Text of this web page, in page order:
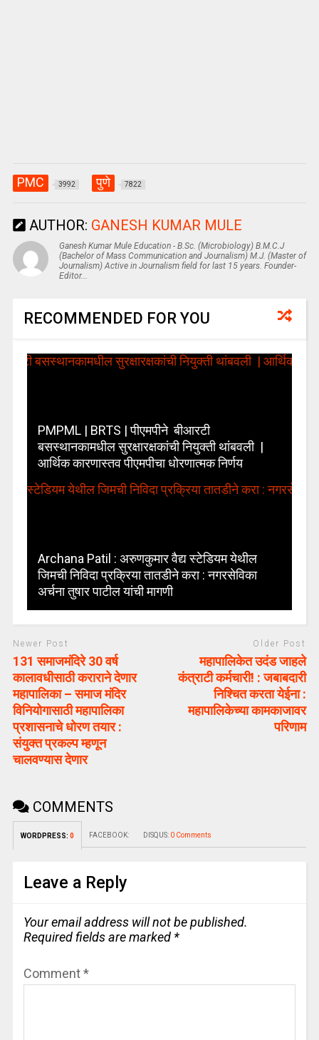
PMC 3992 पुणे 7822
AUTHOR: GANESH KUMAR MULE
Ganesh Kumar Mule Education - B.Sc. (Microbiology) B.M.C.J
(Bachelor of Mass Communication and Journalism) M.J. (Master of
Journalism) Active in Journalism field for last 15 years. Founder-
Editor...
RECOMMENDED FOR YOU
PMPML | BRTS | पीएमपीने बीआरटी
बसस्थानकामधील सुरक्षारक्षकांची नियुक्ती थांबवली |
आर्थिक कारणास्तव पीएमपीचा धोरणात्मक निर्णय
Archana Patil : अरुणकुमार वैद्य स्टेडियम येथील
जिमची निविदा प्रक्रिया तातडीने करा : नगरसेविका
अर्चना तुषार पाटील यांची मागणी
Newer Post
131 समाजमंदिरे 30 वर्ष
कालावधीसाठी कराराने देणार
महापालिका – समाज मंदिर
विनियोगासाठी महापालिका
प्रशासनाचे धोरण तयार :
संयुक्त प्रकल्प म्हणून
चालवण्यास देणार
Older Post
महापालिकेत उदंड जाहले
कंत्राटी कर्मचारी! : जबाबदारी
निश्चित करता येईना :
महापालिकेच्या कामकाजावर
परिणाम
COMMENTS
WORDPRESS: 0 FACEBOOK: DISQUS: 0 Comments
Leave a Reply
Your email address will not be published.
Required fields are marked *
Comment*